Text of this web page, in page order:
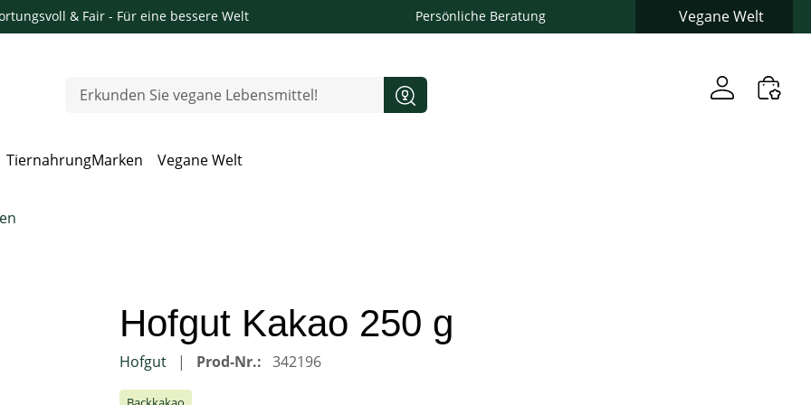
& Fair - Für eine bessere Welt Persönliche Beratung Vegane Welt
TiernahrungMarken
Vegane Welt
Hofgut Kakao 250 g
Hofgut Prod-Nr.: 342196